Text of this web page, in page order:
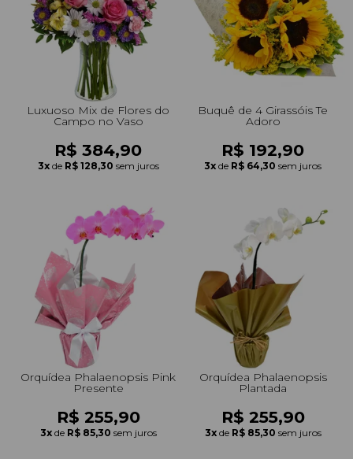
+Presentes com Flores
+Presentes por Ocasião
+Presentes para Família
+Presentes para Todos
+Tipo de Cesta
+Tipos de Buquês
+Tipos de Arranjos
+Tipos de Flores
+Por Cores
+Cidades do Sul
+Cidades do Sudeste
+Cidades do Norte
+Cidades do Nordeste
Luxuoso Mix de Flores do
Campo no Vaso
R$ 384,90
3x de R$ 128,30 sem juros
Buquê de 4 Girassóis Te
Adoro
R$ 192,90
3x de R$ 64,30 sem juros
Orquídea Phalaenopsis Pink
Presente
R$ 255,90
3x de R$ 85,30 sem juros
Orquídea Phalaenopsis
Plantada
R$ 255,90
3x de R$ 85,30 sem juros